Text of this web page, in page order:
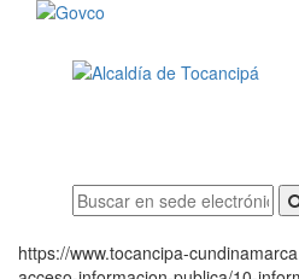
https://www.tocancipa-